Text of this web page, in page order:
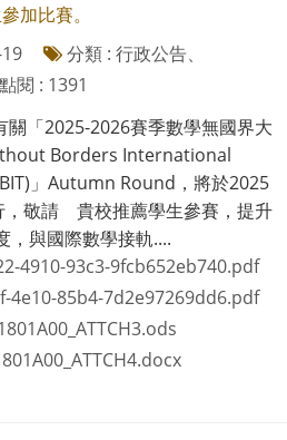
加比賽。
分類 : 行政公告、
點閱 : 1391
關「2025-2026賽季數學無國界大
Borders International
」Autumn Round，將於2025
，敬請 貴校推薦學生參賽，提升
，與國際數學接軌....
4910-93c3-9fcb652eb740.pdf
4e10-85b4-7d2e97269dd6.pdf